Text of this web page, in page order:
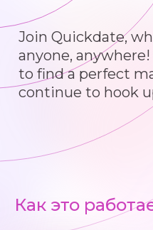
Join Quickdate,
anyone,
to find a perfect
continue to hook
Как это